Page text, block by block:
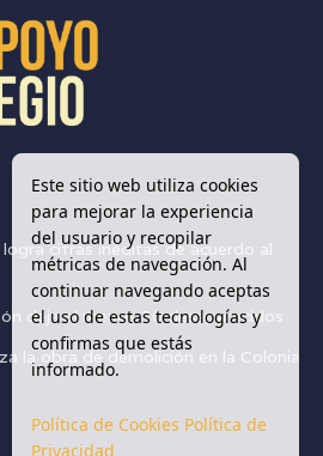
cifras inéditas de acuerdo al
deja al menos 30 desaparecidos
la obra de demolición en la Colonia
Este sitio web utiliza cookies
para mejorar la experiencia
del usuario y recopilar
métricas de navegación. Al
continuar navegando aceptas
el uso de estas tecnologías y
confirmas que estás
informado.
Política de Cookies Política de
Privacidad